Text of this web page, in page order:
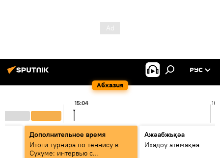
Абхазия
РУС
15:04
Дополнительное время
Итоги турнира по теннису в
Сухуме: интервью с
Ажәабжьқәа
Ихадоу атемақәа